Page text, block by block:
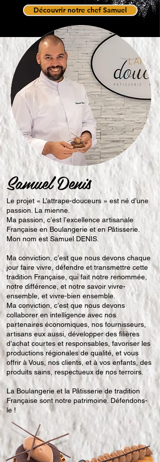
Découvrir notre chef Samuel
Samuel Denis
Le projet « L’attrape-douceurs » est né d’une
passion. La mienne.
Ma passion, c’est l’excellence artisanale
Française en Boulangerie et en Pâtisserie.
Mon nom est Samuel DENIS.
Ma conviction, c’est que nous devons chaque
jour faire vivre, défendre et transmettre cette
tradition Française, qui fait notre renommée,
notre différence, et notre savoir vivre-
ensemble, et vivre-bien ensemble.
Ma conviction, c’est que nous devons
collaborer en intelligence avec nos
partenaires économiques, nos fournisseurs,
artisans eux aussi, développer des filières
d’achat courtes et responsables, favoriser les
productions régionales de qualité, et vous
offrir à Vous, nos clients, et à vos enfants, des
produits sains, respectueux de nos terroirs.
La Boulangerie et la Pâtisserie de tradition
Française sont notre patrimoine. Défendons-
le !